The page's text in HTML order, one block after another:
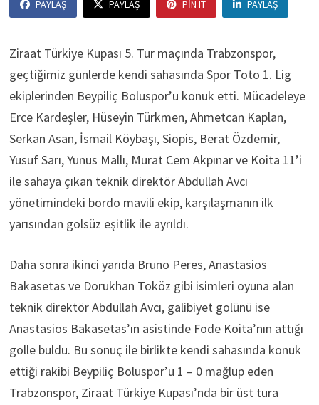
PAYLAŞ PAYLAŞ PIN IT PAYLAŞ
Ziraat Türkiye Kupası 5. Tur maçında Trabzonspor,
geçtiğimiz günlerde kendi sahasında Spor Toto 1. Lig
ekiplerinden Beypiliç Boluspor’u konuk etti. Mücadeleye
Erce Kardeşler, Hüseyin Türkmen, Ahmetcan Kaplan,
Serkan Asan, İsmail Köybaşı, Siopis, Berat Özdemir,
Yusuf Sarı, Yunus Mallı, Murat Cem Akpınar ve Koita 11’i
ile sahaya çıkan teknik direktör Abdullah Avcı
yönetimindeki bordo mavili ekip, karşılaşmanın ilk
yarısından golsüz eşitlik ile ayrıldı.
Daha sonra ikinci yarıda Bruno Peres, Anastasios
Bakasetas ve Dorukhan Toköz gibi isimleri oyuna alan
teknik direktör Abdullah Avcı, galibiyet golünü ise
Anastasios Bakasetas’ın asistinde Fode Koita’nın attığı
golle buldu. Bu sonuç ile birlikte kendi sahasında konuk
ettiği rakibi Beypiliç Boluspor’u 1 – 0 mağlup eden
Trabzonspor, Ziraat Türkiye Kupası’nda bir üst tura